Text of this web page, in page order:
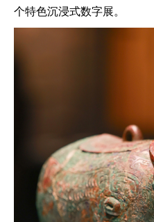
个特色沉浸式数字展。